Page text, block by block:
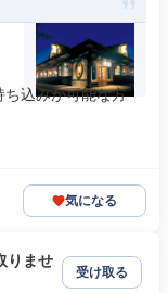
ち込みが可能な方
気になる
りませ
受け取る